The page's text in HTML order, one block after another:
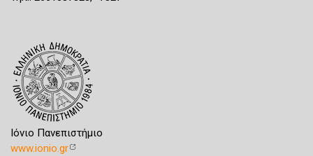
Ιόνιο Πανεπιστήμιο
www.ionio.gr